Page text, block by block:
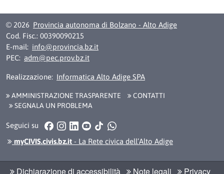
© 2026 Provincia autonoma di Bolzano - Alto Adige
Cod. Fisc.: 00390090215
E-mail: info@provincia.bz.it
PEC: adm@pec.prov.bz.it
Realizzazione: Informatica Alto Adige SPA
AMMINISTRAZIONE TRASPARENTE
CONTATTI
SEGNALA UN PROBLEMA
Seguici su Facebook
Instagram
LinkedInYouTube
TikTokWhatsApp
myCIVIS.civis.bz.it - La Rete civica dell’Alto Adige
Dichiarazione di accessibilità Note legali Privacy